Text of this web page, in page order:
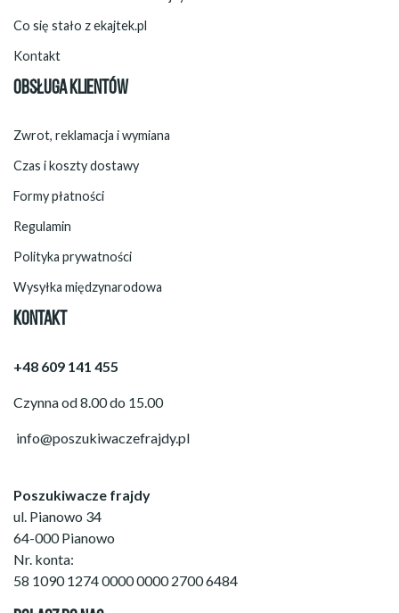
Co się stało z ekajtek.pl
Kontakt
OBSŁUGA KLIENTÓW
Zwrot, reklamacja i wymiana
Czas i koszty dostawy
Formy płatności
Regulamin
Polityka prywatności
Wysyłka międzynarodowa
KONTAKT
+48 609 141 455
Czynna od 8.00 do 15.00
info@poszukiwaczefrajdy.pl
Poszukiwacze frajdy
ul. Pianowo 34
64-000 Pianowo
Nr. konta:
58 1090 1274 0000 0000 2700 6484